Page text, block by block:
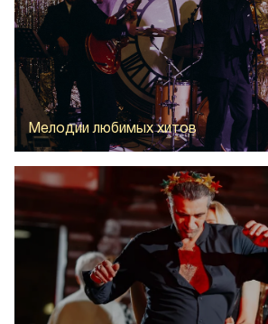
Мелодии любимых хитов
Кавер-группа исполнит ваши
композиции в новом, современном
неповторимую атмосферу
Зажигательная дискотека с
самого утра